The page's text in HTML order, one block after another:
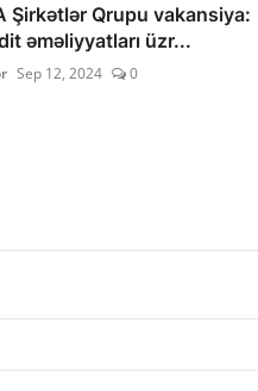
Şirkətlər Qrupu vakansiya:
əməliyyatları üzr...
Sep 12, 2024 0